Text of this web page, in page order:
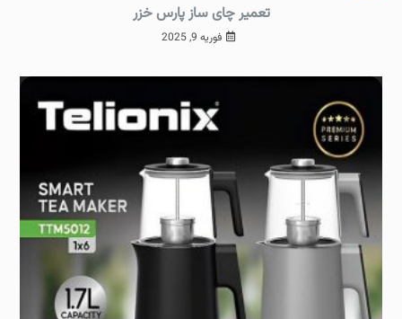
تعمیر چای ساز پارس خزر
فوریه 9, 2025